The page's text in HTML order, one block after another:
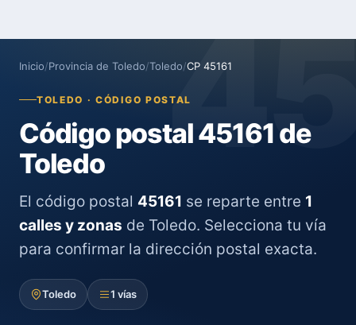
Inicio/Provincia de Toledo/Toledo/CP 45161
TOLEDO · CÓDIGO POSTAL
Código postal 45161 de
Toledo
El código postal 45161 se reparte entre 1
calles y zonas de Toledo. Selecciona tu vía
para confirmar la dirección postal exacta.
Toledo 1 vías